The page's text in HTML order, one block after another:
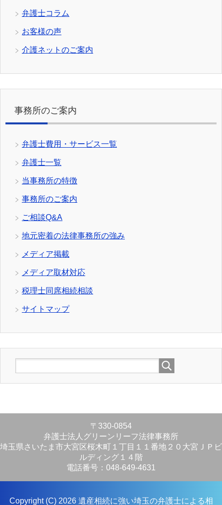
弁護士コラム
お客様の声
介護ネットのご案内
事務所のご案内
弁護士費用・サービス一覧
弁護士一覧
当事務所の特徴
事務所のご案内
ご相談Q&A
地元密着の法律事務所の強み
メディア掲載
メディア取材対応
税理士同席相続相談
サイトマップ
〒330-0854
弁護士法人グリーンリーフ法律事務所
埼玉県さいたま市大宮区桜木町１丁目１１番地２０大宮ＪＰビ
ルディング１４階
電話番号：048-649-4631
Copyright (C) 2026 遺産相続に強い埼玉の弁護士による相